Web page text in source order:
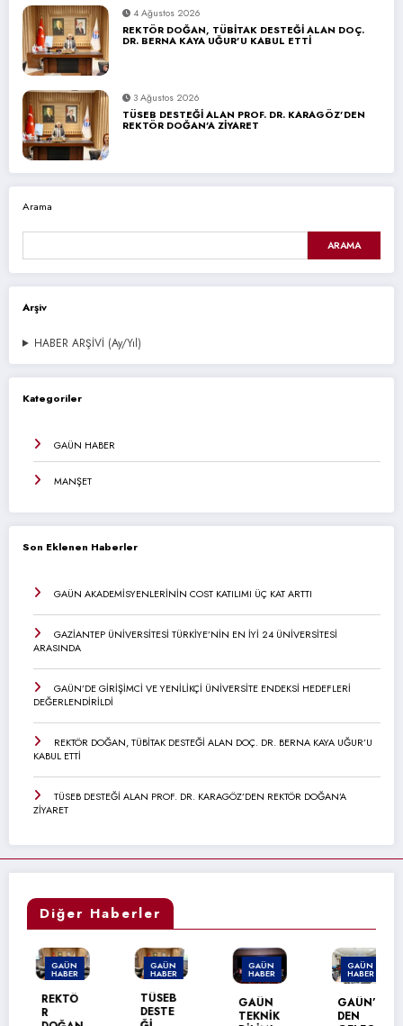
4 Ağustos 2026
REKTÖR DOĞAN, TÜBİTAK DESTEĞİ ALAN DOÇ.
DR. BERNA KAYA UĞUR’U KABUL ETTİ
3 Ağustos 2026
TÜSEB DESTEĞİ ALAN PROF. DR. KARAGÖZ’DEN
REKTÖR DOĞAN’A ZİYARET
Arama
ARAMA
Arşiv
HABER ARŞİVİ (Ay/Yıl)
Kategoriler
GAÜN HABER
MANŞET
Son Eklenen Haberler
GAÜN AKADEMİSYENLERİNİN COST KATILIMI ÜÇ KAT ARTTI
GAZİANTEP ÜNİVERSİTESİ TÜRKİYE’NİN EN İYİ 24 ÜNİVERSİTESİ
ARASINDA
GAÜN’DE GİRİŞİMCİ VE YENİLİKÇİ ÜNİVERSİTE ENDEKSİ HEDEFLERİ
DEĞERLENDİRİLDİ
REKTÖR DOĞAN, TÜBİTAK DESTEĞİ ALAN DOÇ. DR. BERNA KAYA UĞUR’U
KABUL ETTİ
TÜSEB DESTEĞİ ALAN PROF. DR. KARAGÖZ’DEN REKTÖR DOĞAN’A
ZİYARET
Diğer Haberler
GAÜN
HABER
REKTÖ
GAÜN
HABER
TÜSEB
DESTE
GAÜN
HABER
GAÜN
TEKNİK
GAÜN
HABER
GAÜN’
DEN